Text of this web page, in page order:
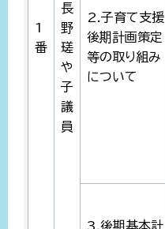
1
番
長
野
瑳
や
子
議
員
2.子育て支援
後期計画策定
等の取り組み
について
3.後期基本計